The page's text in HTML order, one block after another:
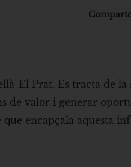
El Prat. Es tracta de la
de valor i generar
encapçala aquesta